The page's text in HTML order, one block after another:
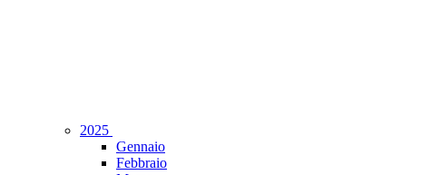
2025
Gennaio
Febbraio